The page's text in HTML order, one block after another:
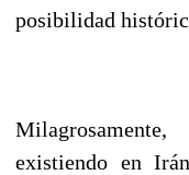
posibilidad
existiendo en